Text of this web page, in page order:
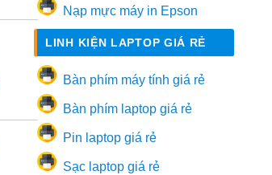
Nạp mực máy in Epson
LINH KIỆN LAPTOP GIÁ RẺ
Bàn phím máy tính giá rẻ
Bàn phím laptop giá rẻ
Pin laptop giá rẻ
Sạc laptop giá rẻ